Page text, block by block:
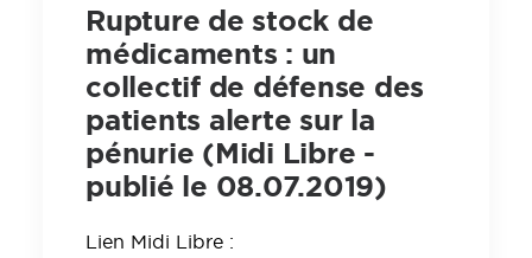
Rupture de stock de
médicaments : un
collectif de défense des
patients alerte sur la
pénurie (Midi Libre -
publié le 08.07.2019)
Lien Midi Libre :